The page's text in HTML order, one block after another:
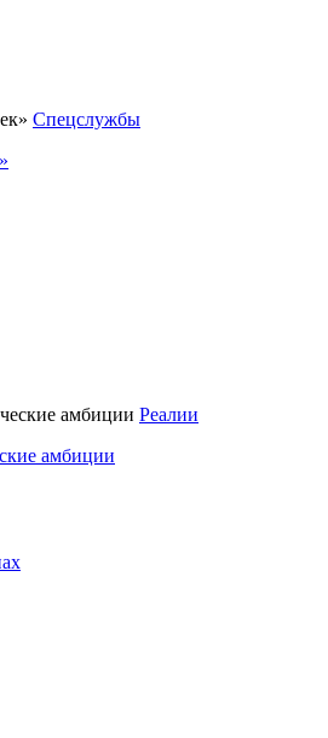
Спецслужбы
Реалии
амбиции